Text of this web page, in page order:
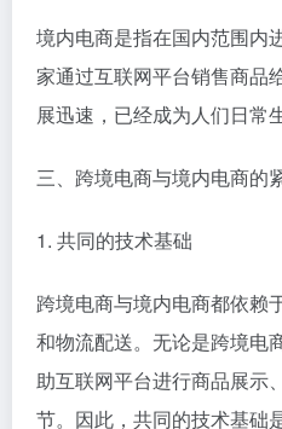
境内电商是指在国内范围内
家通过互联网平台销售商品
展迅速，已经成为人们日常
三、跨境电商与境内电商的
1. 共同的技术基础
跨境电商与境内电商都依赖
和物流配送。无论是跨境电
助互联网平台进行商品展示
节。因此，共同的技术基础